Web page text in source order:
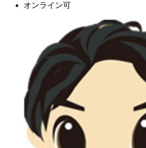
オンライン可